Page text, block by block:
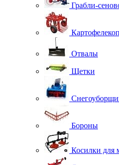
Грабли-
Отвалы
Щетки
Бороны
Косилки для